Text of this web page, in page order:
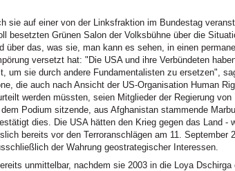
sie auf einer von der Linksfraktion im Bundestag
besetzten Grünen Salon der Volksbühne über die
über das, was sie, man kann es sehen, in einen
versetzt hat: "Die USA und ihre Verbündeten
um sie durch andere Fundamentalisten zu ersetzen",
die auch nach Ansicht der US-Organisation Human
werden müssten, seien Mitglieder der Regierung von
Podium sitzende, aus Afghanistan stammende
dies. Die USA hätten den Krieg gegen das Land -
bereits vor den Terroranschlägen am 11. September
der Wahrung geostrategischer Interessen.
unmittelbar, nachdem sie 2003 in die Loya Dschirga